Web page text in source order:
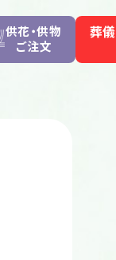
供花・供物
ご注文
葬